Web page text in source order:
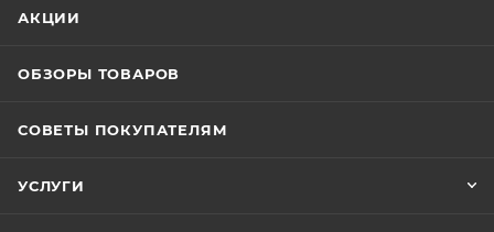
АКЦИИ
ОБЗОРЫ ТОВАРОВ
СОВЕТЫ ПОКУПАТЕЛЯМ
УСЛУГИ